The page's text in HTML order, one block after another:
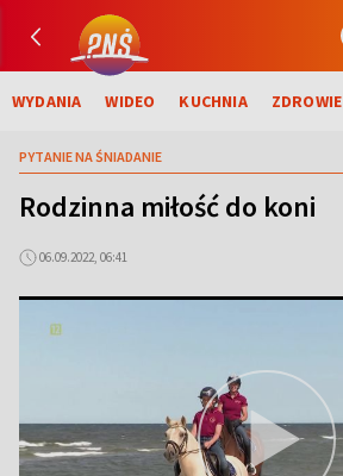
WYDANIA WIDEO KUCHNIA ZDROWIE
PYTANIE NA ŚNIADANIE
Rodzinna miłość do koni
06.09.2022, 06:41